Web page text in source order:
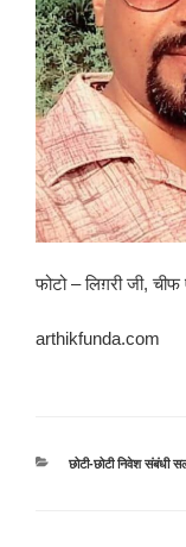
फोटो – लिग़री जी,
arthikfunda.com
श्रेणियाँ
छोटी-छोटी निवेश संबंधी